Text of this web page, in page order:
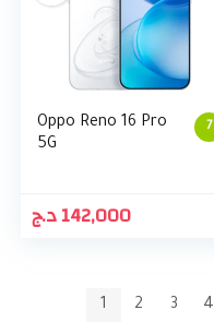
7
Oppo Reno 16 Pro
5G
142,000د.ج
1 2 3 4